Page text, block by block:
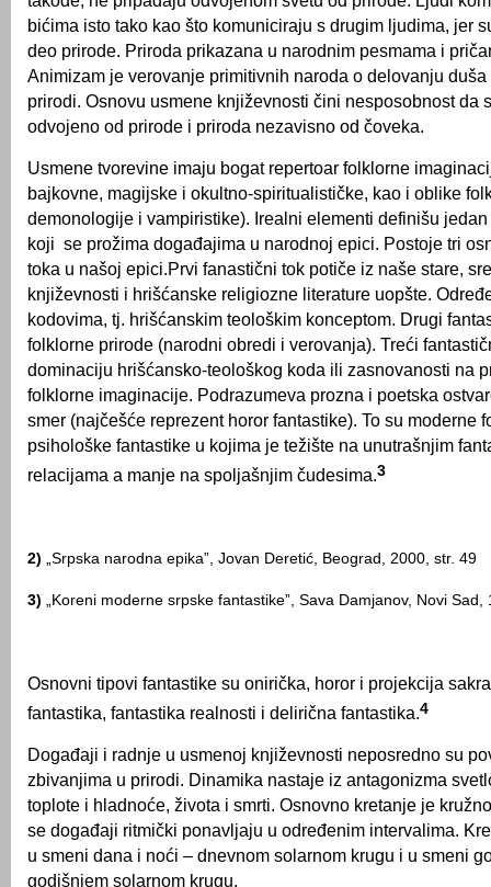
bićima isto tako kao što komuniciraju s drugim ljudima, jer
deo prirode. Priroda prikazana u narodnim pesmama i
Animizam je verovanje primitivnih naroda o delovanju
prirodi. Osnovu usmene književnosti čini nesposobnost da
odvojeno od prirode i priroda nezavisno od čoveka.
Usmene tvorevine imaju bogat repertoar folklorne
bajkovne, magijske i okultno-spiritualističke, kao i oblike
demonologije i vampiristike). Irealni elementi definišu
koji se prožima događajima u narodnoj epici. Postoje tri
toka u našoj epici.Prvi fanastični tok potiče iz naše stare,
književnosti i hrišćanske religiozne literature uopšte.
kodovima, tj. hrišćanskim teološkim konceptom. Drugi
folklorne prirode (narodni obredi i verovanja). Treći
dominaciju hrišćansko-teološkog koda ili zasnovanosti na
folklorne imaginacije. Podrazumeva prozna i poetska
smer (najčešće reprezent horor fantastike). To su moderne
psihološke fantastike u kojima je težište na unutrašnjim
relacijama a manje na spoljašnjim čudesima.3
2) „Srpska narodna epika”, Jovan Deretić, Beograd, 2000, str. 49
3) „Koreni moderne srpske fantastike”, Sava Damjanov, Novi Sad,
Osnovni tipovi fantastike su onirička, horor i projekcija
fantastika, fantastika realnosti i delirična fantastika.4
Događaji i radnje u usmenoj književnosti neposredno su
zbivanjima u prirodi. Dinamika nastaje iz antagonizma
toplote i hladnoće, života i smrti. Osnovno kretanje je
se događaji ritmički ponavljaju u određenim intervalima.
u smeni dana i noći – dnevnom solarnom krugu i u smeni
godišnjem solarnom krugu.